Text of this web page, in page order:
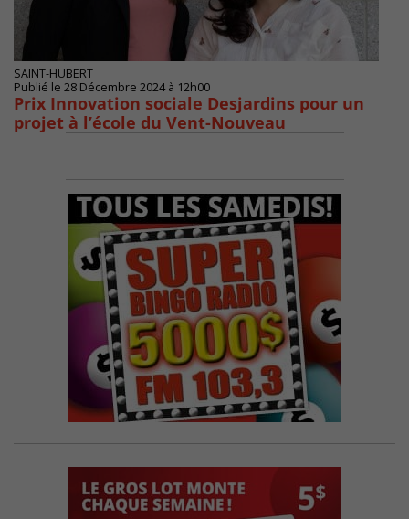
SAINT-HUBERT
Publié le 28 Décembre 2024 à 12h00
Prix Innovation sociale Desjardins pour un
projet à l’école du Vent-Nouveau